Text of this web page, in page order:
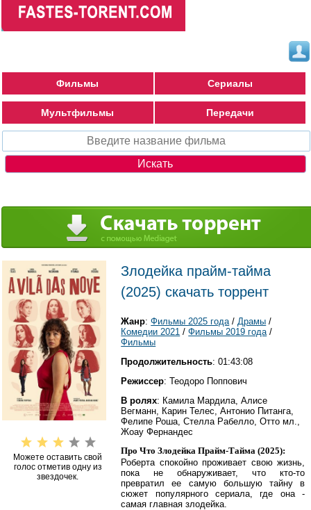
Фильмы Сериалы
Мультфильмы Передачи
Можете оставить свой
голос отметив одну из
звездочек.
Злодейка прайм-тайма
(2025) скачать торрент
Жанр:Фильмы 2025 года/Драмы /
Комедии 2021 /Фильмы 2019 года/
Фильмы
Продолжительность: 01:43:08
Режиссер: Теодоро Поппович
В ролях: Камила Мардила, Алисе
Вегманн, Карин Телес, Антонио Питанга,
Фелипе Роша, Стелла Рабелло, Отто мл.,
Жоау Фернандес
Про Что Злодейка Прайм-Тайма (2025):
Роберта спокойно проживает свою жизнь,
пока не обнаруживает, что кто-то
превратил ее самую большую тайну в
сюжет популярного сериала, где она -
самая главная злодейка.